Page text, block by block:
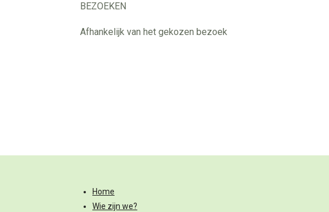
BEZOEKEN
Afhankelijk van het gekozen bezoek
Home
Wie zijn we?